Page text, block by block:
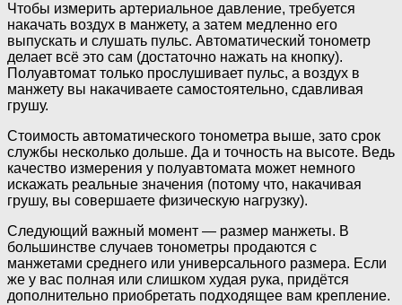
Чтобы измерить артериальное давление, требуется
накачать воздух в манжету, а затем медленно его
выпускать и слушать пульс. Автоматический тонометр
делает всё это сам (достаточно нажать на кнопку).
Полуавтомат только прослушивает пульс, а воздух в
манжету вы накачиваете самостоятельно, сдавливая
грушу.
Стоимость автоматического тонометра выше, зато срок
службы несколько дольше. Да и точность на высоте. Ведь
качество измерения у полуавтомата может немного
искажать реальные значения (потому что, накачивая
грушу, вы совершаете физическую нагрузку).
Следующий важный момент — размер манжеты. В
большинстве случаев тонометры продаются с
манжетами среднего или универсального размера. Если
же у вас полная или слишком худая рука, придётся
дополнительно приобретать подходящее вам крепление.